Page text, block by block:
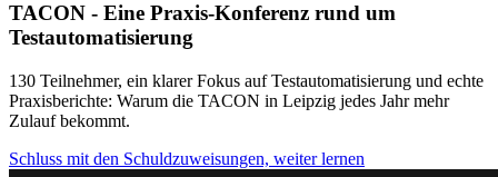
TACON - Eine Praxis-Konferenz rund um
Testautomatisierung
130 Teilnehmer, ein klarer Fokus auf Testautomatisierung und echte
Praxisberichte: Warum die TACON in Leipzig jedes Jahr mehr
Zulauf bekommt.
Schluss mit den Schuldzuweisungen, weiter lernen